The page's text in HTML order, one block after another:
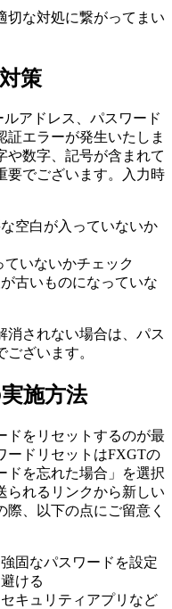
切な対処に繋がってまい
策
アドレス、パスワード
エラーが発生いたしま
や数字、記号が含まれて
要でございます。入力時
空白が入っていないか
ていないかチェック
古いものになっていな
消されない場合は、パス
ざいます。
施方法
ドをリセットするのが最
ードリセットはFXGTの
ドを忘れた場合」を選択
られるリンクから新しい
、以下の点にご留意く
固なパスワードを設定
ける
キュリティアプリなど